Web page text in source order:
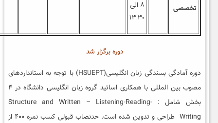
تخصصی
۸ الی
۱۳.۳۰
دوره برگزار شد
دوره آمادگی بسندگی زبان انگلیسی(HSUEPT) با توجه به استانداردهای
مصوب بین المللی با همکاری اساتید گروه زبان انگلیسی دانشگاه در ۴
بخش شامل : Structure and Written – Listening-Reading-
Writing طراحی و تدوین شده است. حدنصاب قبولی کسب نمره ۴۰۰ از